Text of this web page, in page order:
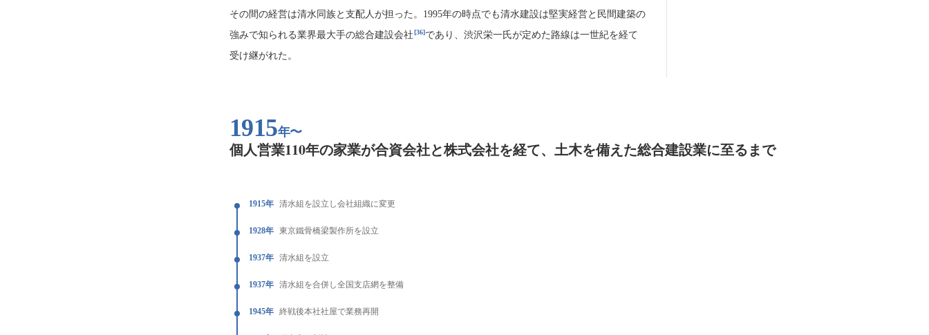
その間の経営は清水同族と支配人が担った。1995年の時点でも清水建設は堅実経営と民間建築の
強みで知られる業界最大手の総合建設会社[36]であり、渋沢栄一氏が定めた路線は一世紀を経て
受け継がれた。
1915年〜
個人営業110年の家業が合資会社と株式会社を経て、土木を備えた総合建設業に至るまで
1915年 清水組を設立し会社組織に変更
1928年 東京鐵骨橋梁製作所を設立
1937年 清水組を設立
1937年 清水組を合併し全国支店網を整備
1945年 終戦後本社社屋で業務再開